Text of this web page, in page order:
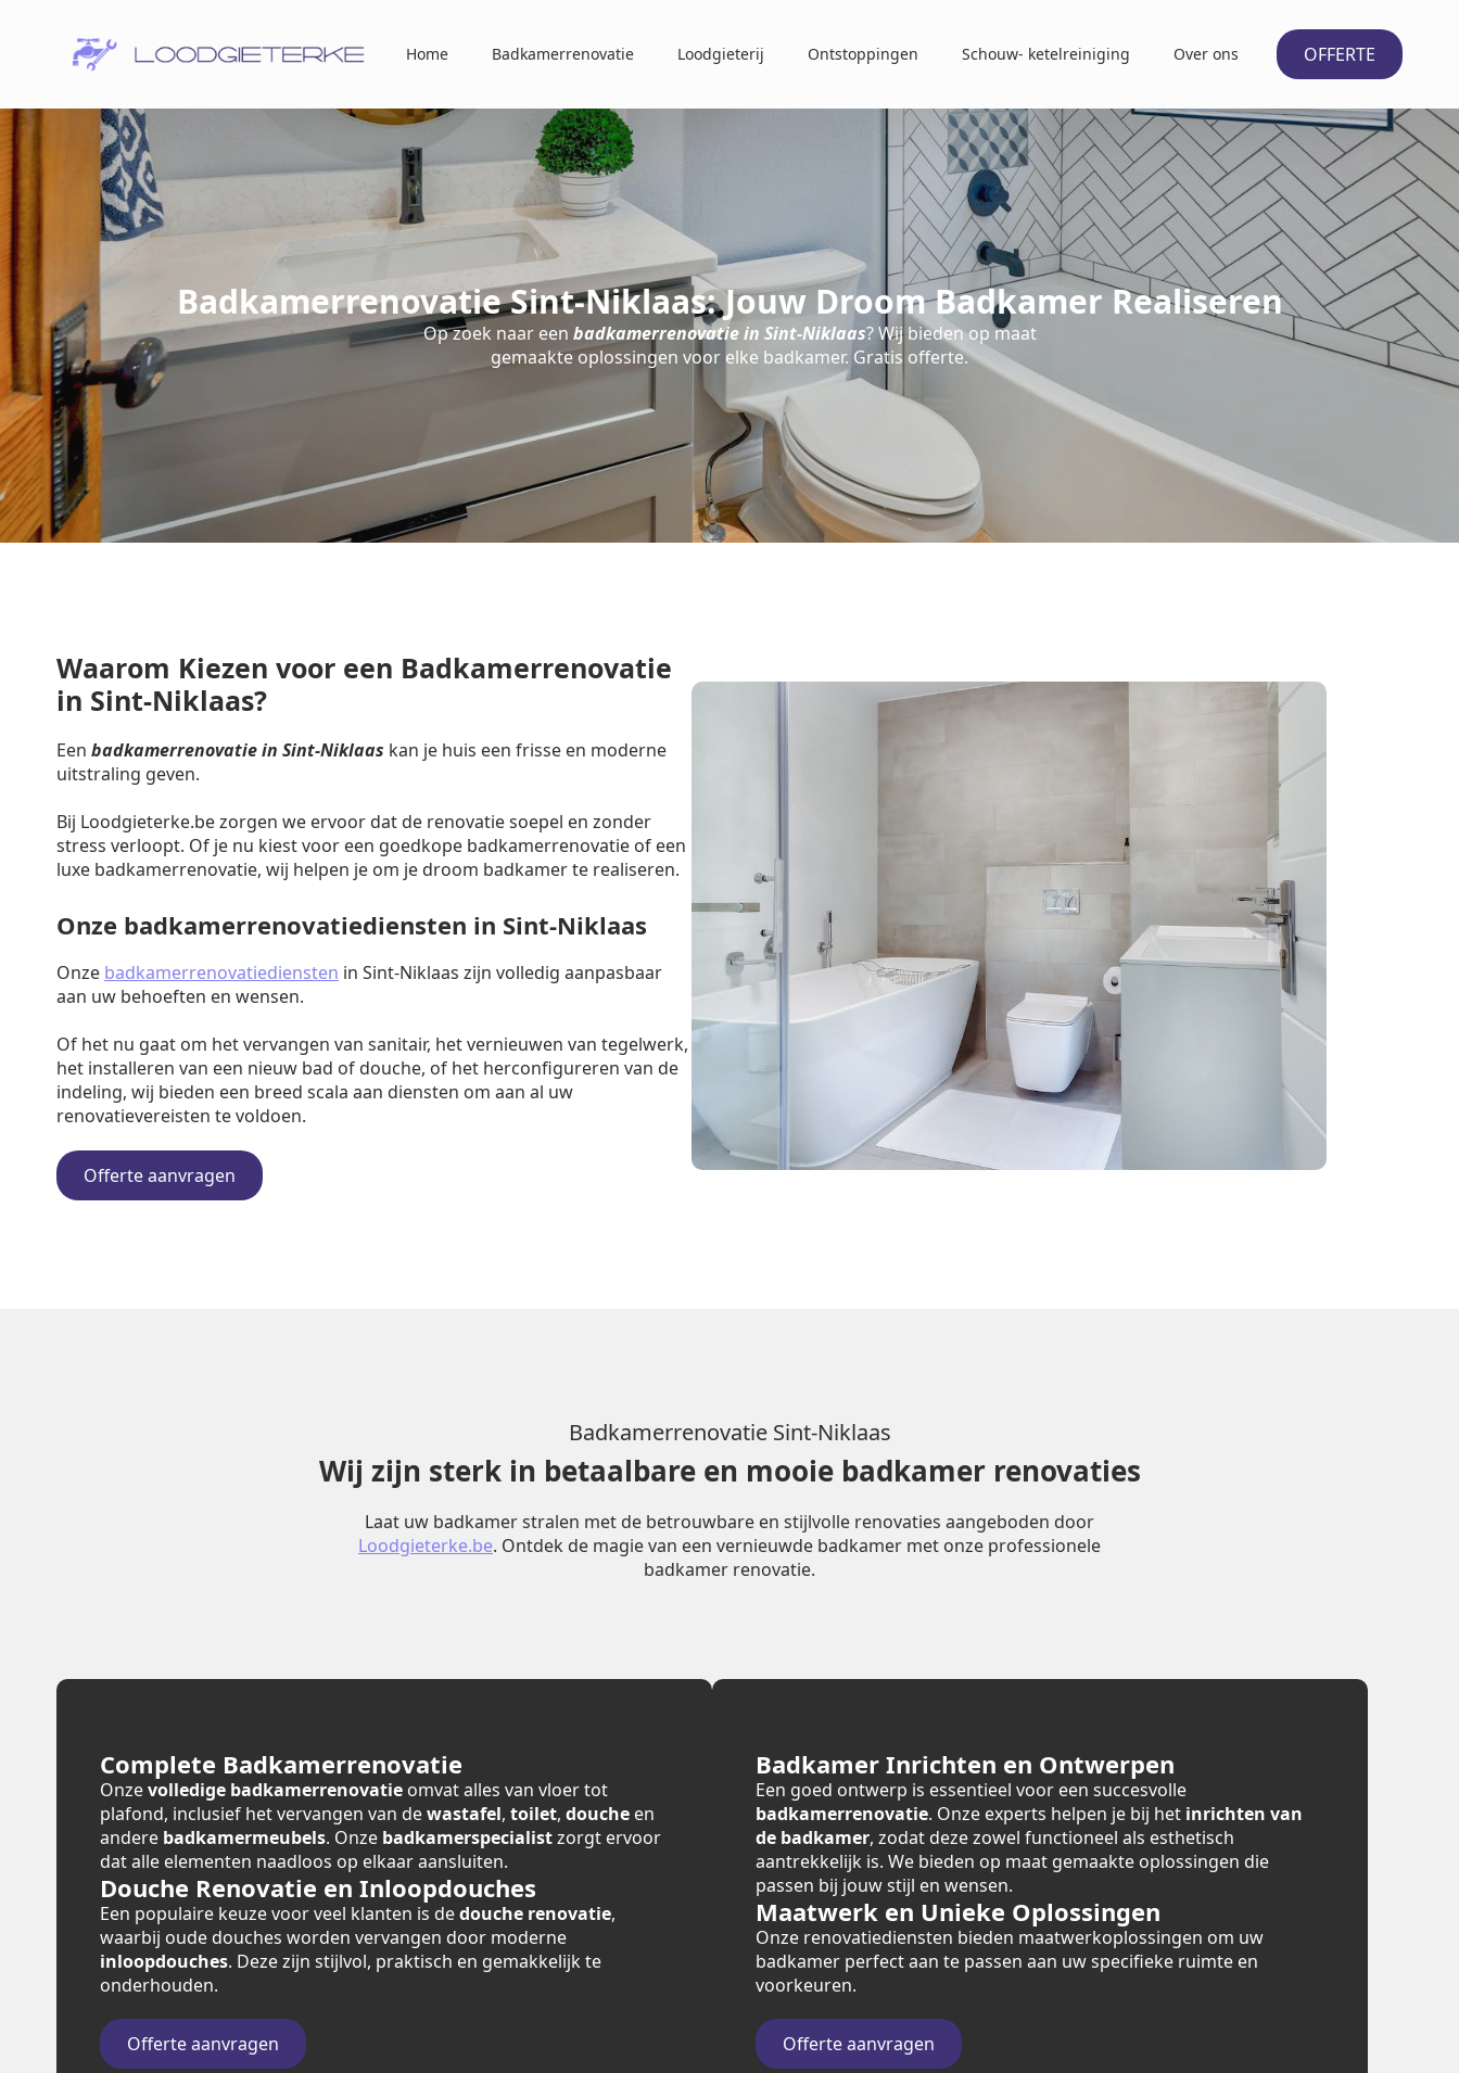
Home Badkamerrenovatie Loodgieterij Ontstoppingen Schouw- ketelreiniging Over ons OFFERTE
Badkamerrenovatie Sint-Niklaas: Jouw Droom Badkamer Realiseren
Op zoek naar een badkamerrenovatie in Sint-Niklaas? Wij bieden op maat
gemaakte oplossingen voor elke badkamer. Gratis offerte.
Waarom Kiezen voor een Badkamerrenovatie
in Sint-Niklaas?
Een badkamerrenovatie in Sint-Niklaas kan je huis een frisse en moderne
uitstraling geven.
Bij Loodgieterke.be zorgen we ervoor dat de renovatie soepel en zonder
stress verloopt. Of je nu kiest voor een goedkope badkamerrenovatie of een
luxe badkamerrenovatie, wij helpen je om je droom badkamer te realiseren.
Onze badkamerrenovatiediensten in Sint-Niklaas
Onze badkamerrenovatiediensten in Sint-Niklaas zijn volledig aanpasbaar
aan uw behoeften en wensen.
Of het nu gaat om het vervangen van sanitair, het vernieuwen van tegelwerk,
het installeren van een nieuw bad of douche, of het herconfigureren van de
indeling, wij bieden een breed scala aan diensten om aan al uw
renovatievereisten te voldoen.
Offerte aanvragen
Badkamerrenovatie Sint-Niklaas
Wij zijn sterk in betaalbare en mooie badkamer renovaties
Laat uw badkamer stralen met de betrouwbare en stijlvolle renovaties aangeboden door
Loodgieterke.be. Ontdek de magie van een vernieuwde badkamer met onze professionele
badkamer renovatie.
Complete Badkamerrenovatie
Onzevolledige badkamerrenovatie omvat alles van vloer tot
plafond, inclusief het vervangen van dewastafel, toilet, douche en
andere badkamermeubels. Onze badkamerspecialistzorgt ervoor
dat alle elementen naadloos op elkaar aansluiten.
Douche Renovatie en Inloopdouches
Een populaire keuze voor veel klanten is dedouche renovatie,
waarbij oude douches worden vervangen door moderne
inloopdouches. Deze zijn stijlvol, praktisch en gemakkelijk te
onderhouden.
Offerte aanvragen
Badkamer Inrichten en Ontwerpen
Een goed ontwerp is essentieel voor een succesvolle
badkamerrenovatie. Onze experts helpen je bij het inrichten van
de badkamer, zodat deze zowel functioneel als esthetisch
aantrekkelijk is. We bieden op maat gemaakte oplossingen die
passen bij jouw stijl en wensen.
Maatwerk en Unieke Oplossingen
Onze renovatiediensten bieden maatwerkoplossingen om uw
badkamer perfect aan te passen aan uw specifieke ruimte en
voorkeuren.
Offerte aanvragen